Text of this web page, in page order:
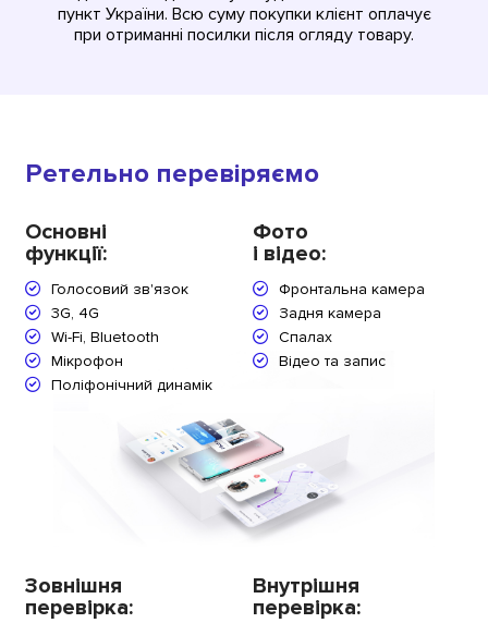
пункт України. Всю суму покупки клієнт оплачує
при отриманні посилки після огляду товару.
Ретельно перевіряємо
Основні
функції:
Голосовий зв'язок
3G, 4G
Wi-Fi, Bluetooth
Мікрофон
Поліфонічний динамік
Фото
і відео:
Фронтальна камера
Задня камера
Спалах
Відео та запис
Зовнішня
перевірка:
Внутрішня
перевірка: